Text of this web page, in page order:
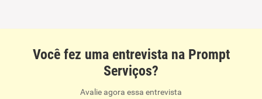
Você fez uma entrevista na Prompt
Serviços?
Avalie agora essa entrevista